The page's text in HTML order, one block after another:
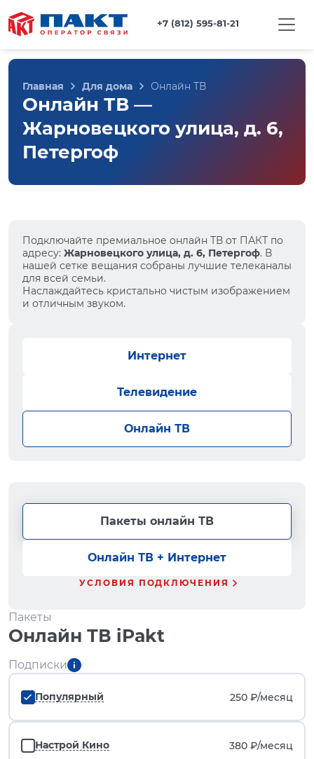
+7 (812) 595-81-21
Главная Для дома Онлайн ТВ
Онлайн ТВ —
Жарновецкого улица, д. 6,
Петергоф
Подключайте премиальное онлайн ТВ от ПАКТ по
адресу: Жарновецкого улица, д. 6, Петергоф. В
нашей сетке вещания собраны лучшие телеканалы
для всей семьи.
Наслаждайтесь кристально чистым изображением
и отличным звуком.
Интернет
Телевидение
Онлайн ТВ
Пакеты онлайн ТВ
Онлайн ТВ + Интернет
УСЛОВИЯ ПОДКЛЮЧЕНИЯ
Пакеты
Онлайн ТВ iPakt
Подписки
Популярный 250 ₽/месяц
Настрой Кино 380 ₽/месяц